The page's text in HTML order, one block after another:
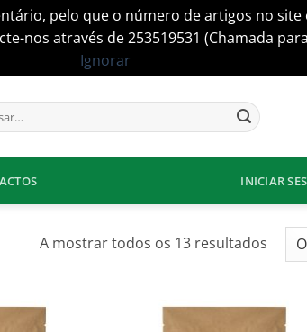
pelo que o número de artigos no
nos através de 253519531 (Chamada
Ignorar
INICIAR
A mostrar todos os 13 resultados
por